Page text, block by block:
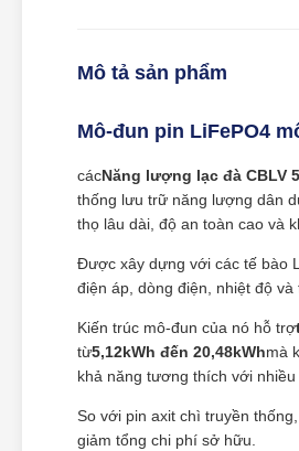
Mô tả sản phẩm
Mô-đun pin LiFePO4
cácNăng lượng lạc đà CBLV
thống lưu trữ năng lượng dân
thọ lâu dài, độ an toàn cao và
Được xây dựng với các tế bào
điện áp, dòng điện, nhiệt độ
Kiến trúc mô-đun của nó hỗ trợ
từ5,12kWh đến 20,48kWhmà
khả năng tương thích với
So với pin axit chì truyền
giảm tổng chi phí sở hữu.